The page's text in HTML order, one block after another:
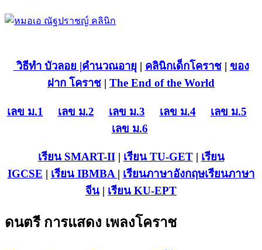
วิธีทำ บัวลอย |คำนวณอายุ | คลินิกเด็กโคราช| ของ
ฝาก โคราช | The End of the World
เลข ม.1 เลข ม.2 เลข ม.3 เลข ม.4
เลข ม.5
เลข ม.6
เรียน SMART-II| เรียน TU-GET| เรียน
IGCSE | เรียน IBMBA | เรียนภาษาอังกฤษเรียนภาษา
จีน | เรียน KU-EPT
ดนตรี การแสดง เพลงโคราช